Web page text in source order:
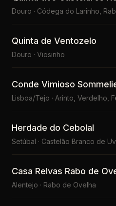
Douro · Códega do Larinho,
Quinta de Ventozelo
Douro · Viosinho
Conde Vimioso
Lisboa/Tejo · Arinto, Verdelho,
Herdade do Cebolal
Setúbal · Castelão Branco de
Casa Relvas Rabo de
Alentejo · Rabo de Ovelha